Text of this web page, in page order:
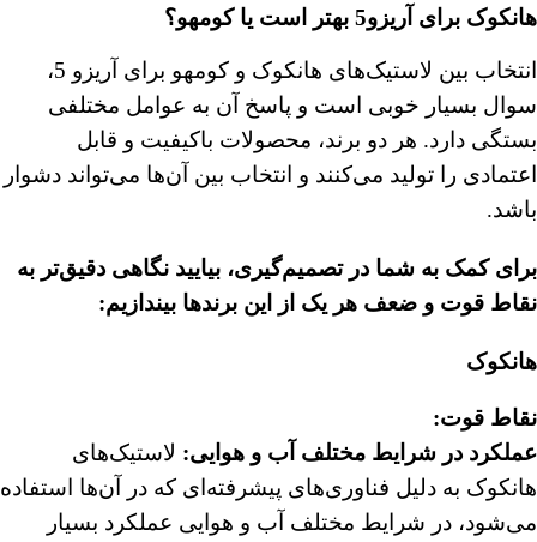
هانکوک برای آریزو5 بهتر است یا کومهو؟
انتخاب بین لاستیک‌های هانکوک و کومهو برای آریزو 5،
سوال بسیار خوبی است و پاسخ آن به عوامل مختلفی
بستگی دارد. هر دو برند، محصولات باکیفیت و قابل
اعتمادی را تولید می‌کنند و انتخاب بین آن‌ها می‌تواند دشوار
باشد.
برای کمک به شما در تصمیم‌گیری، بیایید نگاهی دقیق‌تر به
نقاط قوت و ضعف هر یک از این برندها بیندازیم:
هانکوک
نقاط قوت:
عملکرد در شرایط مختلف آب و هوایی: لاستیک‌های
هانکوک به دلیل فناوری‌های پیشرفته‌ای که در آن‌ها استفاده
می‌شود، در شرایط مختلف آب و هوایی عملکرد بسیار